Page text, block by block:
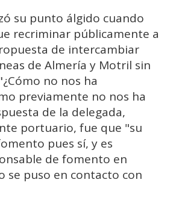
su punto álgido cuando
recriminar públicamente a
de intercambiar
de Almería y Motril sin
no nos ha
previamente no nos ha
de la delegada,
portuario, fue que "su
pues sí, y es
de fomento en
se puso en contacto con